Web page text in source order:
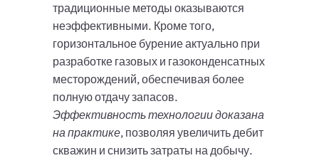
традиционные методы оказываются
неэффективными. Кроме того,
горизонтальное бурение актуально при
разработке газовых и газоконденсатных
месторождений, обеспечивая более
полную отдачу запасов.
Эффективность технологии доказана
на практике, позволяя увеличить дебит
скважин и снизить затраты на добычу.